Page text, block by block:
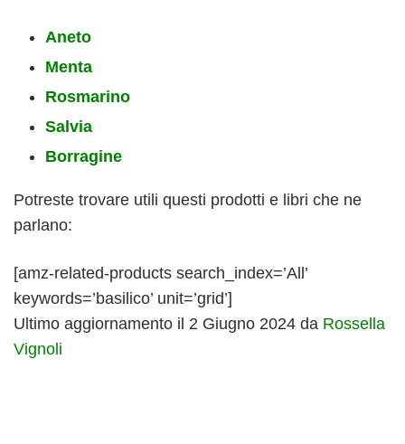
Aneto
Menta
Rosmarino
Salvia
Borragine
Potreste trovare utili questi prodotti e libri che ne
parlano:
[amz-related-products search_index=’All’
keywords=’basilico’ unit=’grid’]
Ultimo aggiornamento il 2 Giugno 2024 da Rossella
Vignoli